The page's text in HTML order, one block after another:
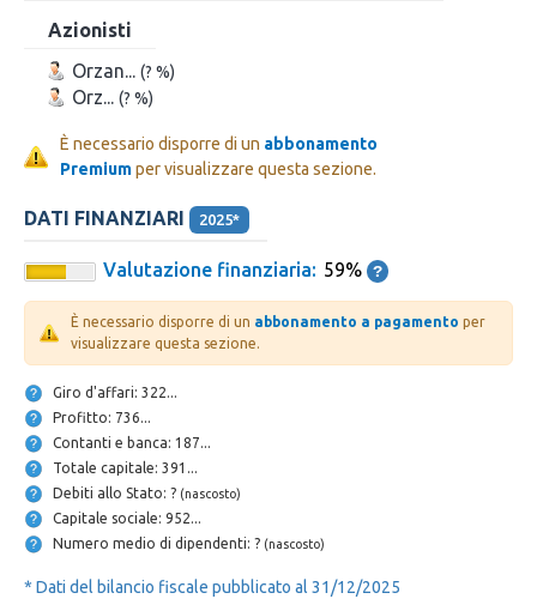
Azionisti
Orzan... (? %)
Orz... (? %)
È necessario disporre di un abbonamento
Premiumper visualizzare questa sezione.
DATI FINANZIARI 2025*
Valutazione finanziaria: 59%
È necessario disporre di un abbonamento a pagamento per
visualizzare questa sezione.
Giro d'affari: 322...
Profitto: 736...
Contanti e banca: 187...
Totale capitale: 391...
Debiti allo Stato: ? (nascosto)
Capitale sociale: 952...
Numero medio di dipendenti: ? (nascosto)
* Dati del bilancio fiscale pubblicato al 31/12/2025